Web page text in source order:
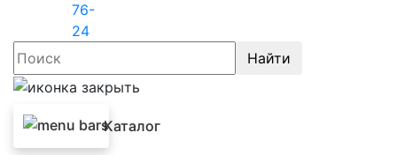
76-
24
Найти
Каталог